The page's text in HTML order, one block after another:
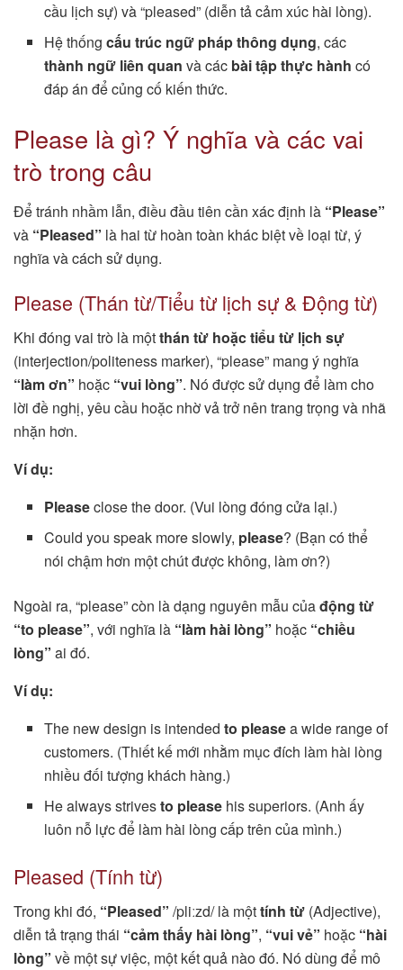
cầu lịch sự) và “pleased” (diễn tả cảm xúc hài lòng).
Hệ thốngcấu trúc ngữ pháp thông dụng, các
thành ngữ liên quan và các bài tập thực hành có
đáp án để củng cố kiến thức.
Please là gì? Ý nghĩa và các vai
trò trong câu
Để tránh nhầm lẫn, điều đầu tiên cần xác định là “Please”
và “Pleased” là hai từ hoàn toàn khác biệt về loại từ, ý
nghĩa và cách sử dụng.
Please (Thán từ/Tiểu từ lịch sự & Động từ)
Khi đóng vai trò là mộtthán từ hoặc tiểu từ lịch sự
(interjection/politeness marker), “please” mang ý nghĩa
“làm ơn” hoặc “vui lòng”. Nó được sử dụng để làm cho
lời đề nghị, yêu cầu hoặc nhờ vả trở nên trang trọng và nhã
nhặn hơn.
Ví dụ:
Pleaseclose the door. (Vui lòng đóng cửa lại.)
Could you speak more slowly, please? (Bạn có thể
nói chậm hơn một chút được không, làm ơn?)
Ngoài ra, “please” còn là dạng nguyên mẫu củađộng từ
“to please”, với nghĩa là “làm hài lòng” hoặc “chiều
lòng” ai đó.
Ví dụ:
The new design is intendedto pleasea wide range of
customers. (Thiết kế mới nhằm mục đích làm hài lòng
nhiều đối tượng khách hàng.)
He always strivesto please his superiors. (Anh ấy
luôn nỗ lực để làm hài lòng cấp trên của mình.)
Pleased (Tính từ)
Trong khi đó, “Pleased” /pliːzd/ là mộttính từ (Adjective),
diễn tả trạng thái “cảm thấy hài lòng”, “vui vẻ” hoặc “hài
lòng” về một sự việc, một kết quả nào đó. Nó dùng để mô